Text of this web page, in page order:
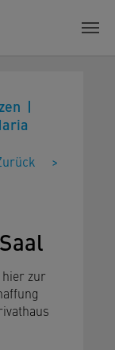
>
hier zur